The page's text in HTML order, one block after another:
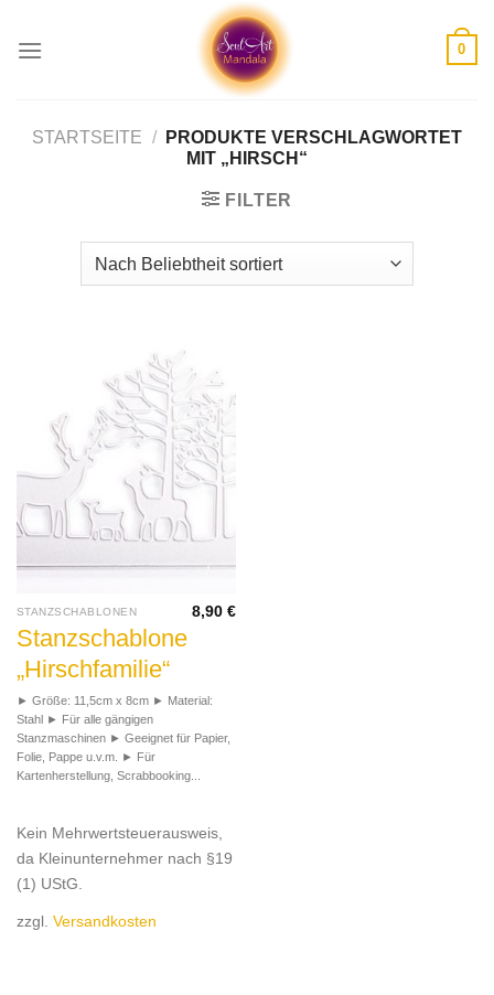
0
STARTSEITE /
PRODUKTE VERSCHLAGWORTET
MIT „HIRSCH“
FILTER
STANZSCHABLONEN
Stanzschablone
„Hirschfamilie“
8,90€
► Größe: 11,5cm x 8cm ► Material:
Stahl ► Für alle gängigen
Stanzmaschinen ► Geeignet für Papier,
Folie, Pappe u.v.m. ► Für
Kartenherstellung, Scrabbooking...
Kein Mehrwertsteuerausweis,
da Kleinunternehmer nach §19
(1) UStG.
zzgl. Versandkosten